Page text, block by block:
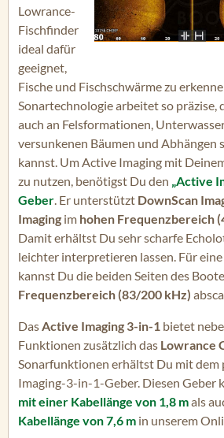
Lowrance-
Fischfinder
ideal dafür
geeignet,
Fische und Fischschwärme zu
Sonartechnologie arbeitet so präzise,
auch an Felsformationen,
versunkenen Bäumen und Abhängen
kannst. Um Active Imaging mit
zu nutzen, benötigst Du den „Active
Geber. Er unterstützt DownScan
Imaging im hohen Frequenzbereich
Damit erhältst Du sehr scharfe
leichter interpretieren lassen. Für
kannst Du die beiden Seiten des
Frequenzbereich (83/200 kHz)
DasActive Imaging 3-in-1 bietet
Funktionen zusätzlich das Lowrance
Sonarfunktionen erhältst Du mit dem
Imaging-3-in-1-Geber. Diesen Geber
mit einer Kabellänge von 1,8 mals
Kabellänge von 7,6 m in unserem